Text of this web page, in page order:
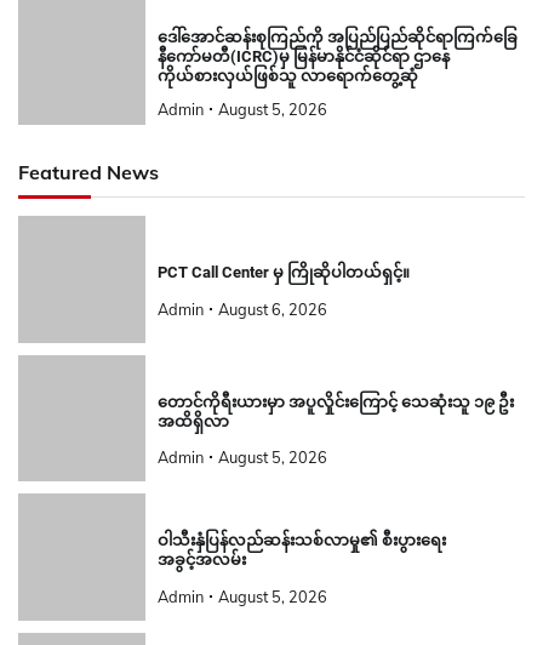
ဒေါ်အောင်ဆန်းစုကြည်ကို အပြည်ပြည်ဆိုင်ရာကြက်ခြေ
နီကော်မတီ(ICRC)မှ မြန်မာနိုင်ငံဆိုင်ရာ ဌာနေ
ကိုယ်စားလှယ်ဖြစ်သူ လာရောက်တွေ့ဆုံ
Admin August 5, 2026
Featured News
PCT Call Center မှ ကြိုဆိုပါတယ်ရှင့်။
Admin August 6, 2026
တောင်ကိုရီးယားမှာ အပူလှိုင်းကြောင့် သေဆုံးသူ ၁၉ ဦး
အထိရှိလာ
Admin August 5, 2026
ဝါသီးနှံပြန်လည်ဆန်းသစ်လာမှု၏ စီးပွားရေး
အခွင့်အလမ်း
Admin August 5, 2026